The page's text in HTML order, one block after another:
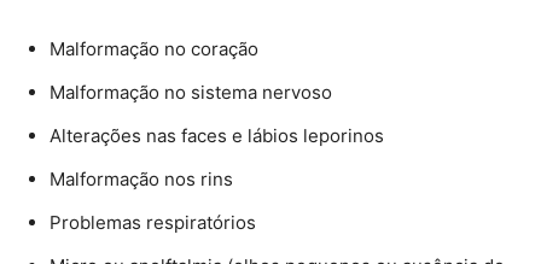
Malformação no coração
Malformação no sistema nervoso
Alterações nas faces e lábios leporinos
Malformação nos rins
Problemas respiratórios